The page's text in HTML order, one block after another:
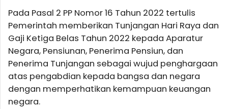
Pada Pasal 2 PP Nomor 16 Tahun 2022 tertulis
Pemerintah memberikan Tunjangan Hari Raya dan
Gaji Ketiga Belas Tahun 2022 kepada Aparatur
Negara, Pensiunan, Penerima Pensiun, dan
Penerima Tunjangan sebagai wujud penghargaan
atas pengabdian kepada bangsa dan negara
dengan memperhatikan kemampuan keuangan
negara.